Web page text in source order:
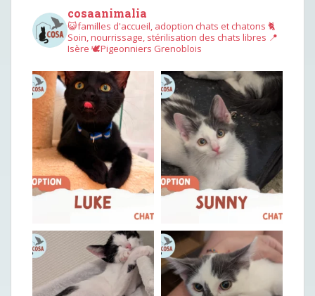
cosaanimalia
😺familles d'accueil, adoption chats et chatons 🐈
Soin, nourrissage, stérilisation des chats libres 📍
Isère 🕊︎Pigeonniers Grenoblois